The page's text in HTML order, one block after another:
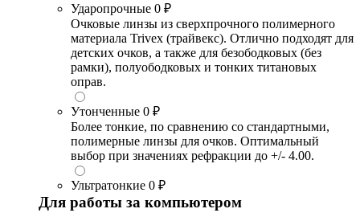
Ударопрочные 0 ₽
Очковые линзы из сверхпрочного полимерного
материала Trivex (трайвекс). Отлично подходят для
детских очков, а также для безободковых (без
рамки), полуободковых и тонких титановых
оправ.
Утонченные 0 ₽
Более тонкие, по сравнению со стандартными,
полимерные линзы для очков. Оптимальный
выбор при значениях рефракции до +/- 4.00.
Ультратонкие 0 ₽
Для работы за компьютером